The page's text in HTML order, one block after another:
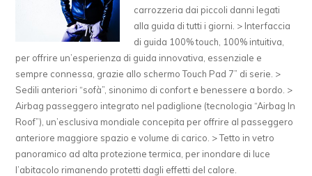
carrozzeria dai piccoli danni legati
alla guida di tutti i giorni. > Interfaccia
di guida 100% touch, 100% intuitiva,
per offrire un’esperienza di guida innovativa, essenziale e
sempre connessa, grazie allo schermo Touch Pad 7” di serie. >
Sedili anteriori “sofà”, sinonimo di confort e benessere a bordo. >
Airbag passeggero integrato nel padiglione (tecnologia “Airbag In
Roof”), un’esclusiva mondiale concepita per offrire al passeggero
anteriore maggiore spazio e volume di carico. > Tetto in vetro
panoramico ad alta protezione termica, per inondare di luce
l’abitacolo rimanendo protetti dagli effetti del calore.